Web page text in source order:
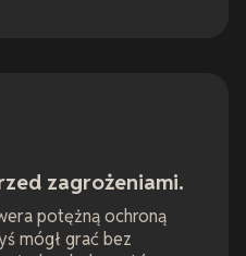
zagrożeniami.
potężną ochroną
mógł grać bez